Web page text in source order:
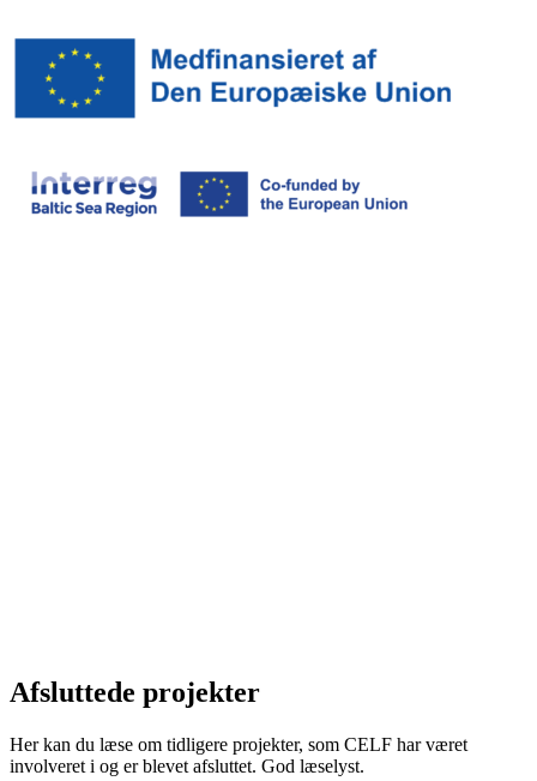
Afsluttede projekter
Her kan du læse om tidligere projekter, som CELF har været
involveret i og er blevet afsluttet. God læselyst.